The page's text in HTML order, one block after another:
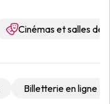
Cinémas et salles de
Billetterie en ligne